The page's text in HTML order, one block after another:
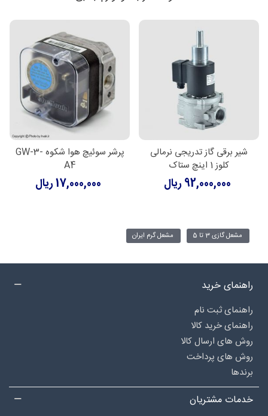
شیر برقی گاز تدریجی نرمالی
کلوز 1 اینچ ستاک
92,000,000 ریال
پرشر سوئیچ هوا شکوه GW-3-
A4
17,000,000 ریال
مشعل گازی 3 تا 5 مشعل گرم ایران
راهنمای خرید
راهنمای ثبت نام
راهنمای خرید کالا
روش های ارسال کالا
روش های پرداخت
برندها
خدمات مشتریان